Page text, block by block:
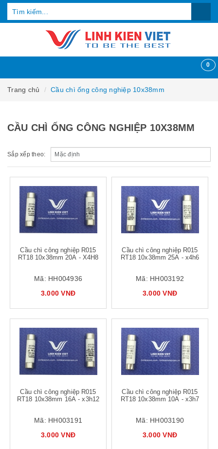
0
Trang chủ Cầu chì ống công nghiệp 10x38mm
CẦU CHÌ ỐNG CÔNG NGHIỆP 10X38MM
Sắp xếp theo:
Cầu chì công nghiệp R015
RT18 10x38mm 20A - X4H8
Mã: HH004936
3.000 VNĐ
Cầu chì công nghiệp R015
RT18 10x38mm 25A - x4h6
Mã: HH003192
3.000 VNĐ
Cầu chì công nghiệp R015
RT18 10x38mm 16A - x3h12
Mã: HH003191
3.000 VNĐ
Cầu chì công nghiệp R015
RT18 10x38mm 10A - x3h7
Mã: HH003190
3.000 VNĐ